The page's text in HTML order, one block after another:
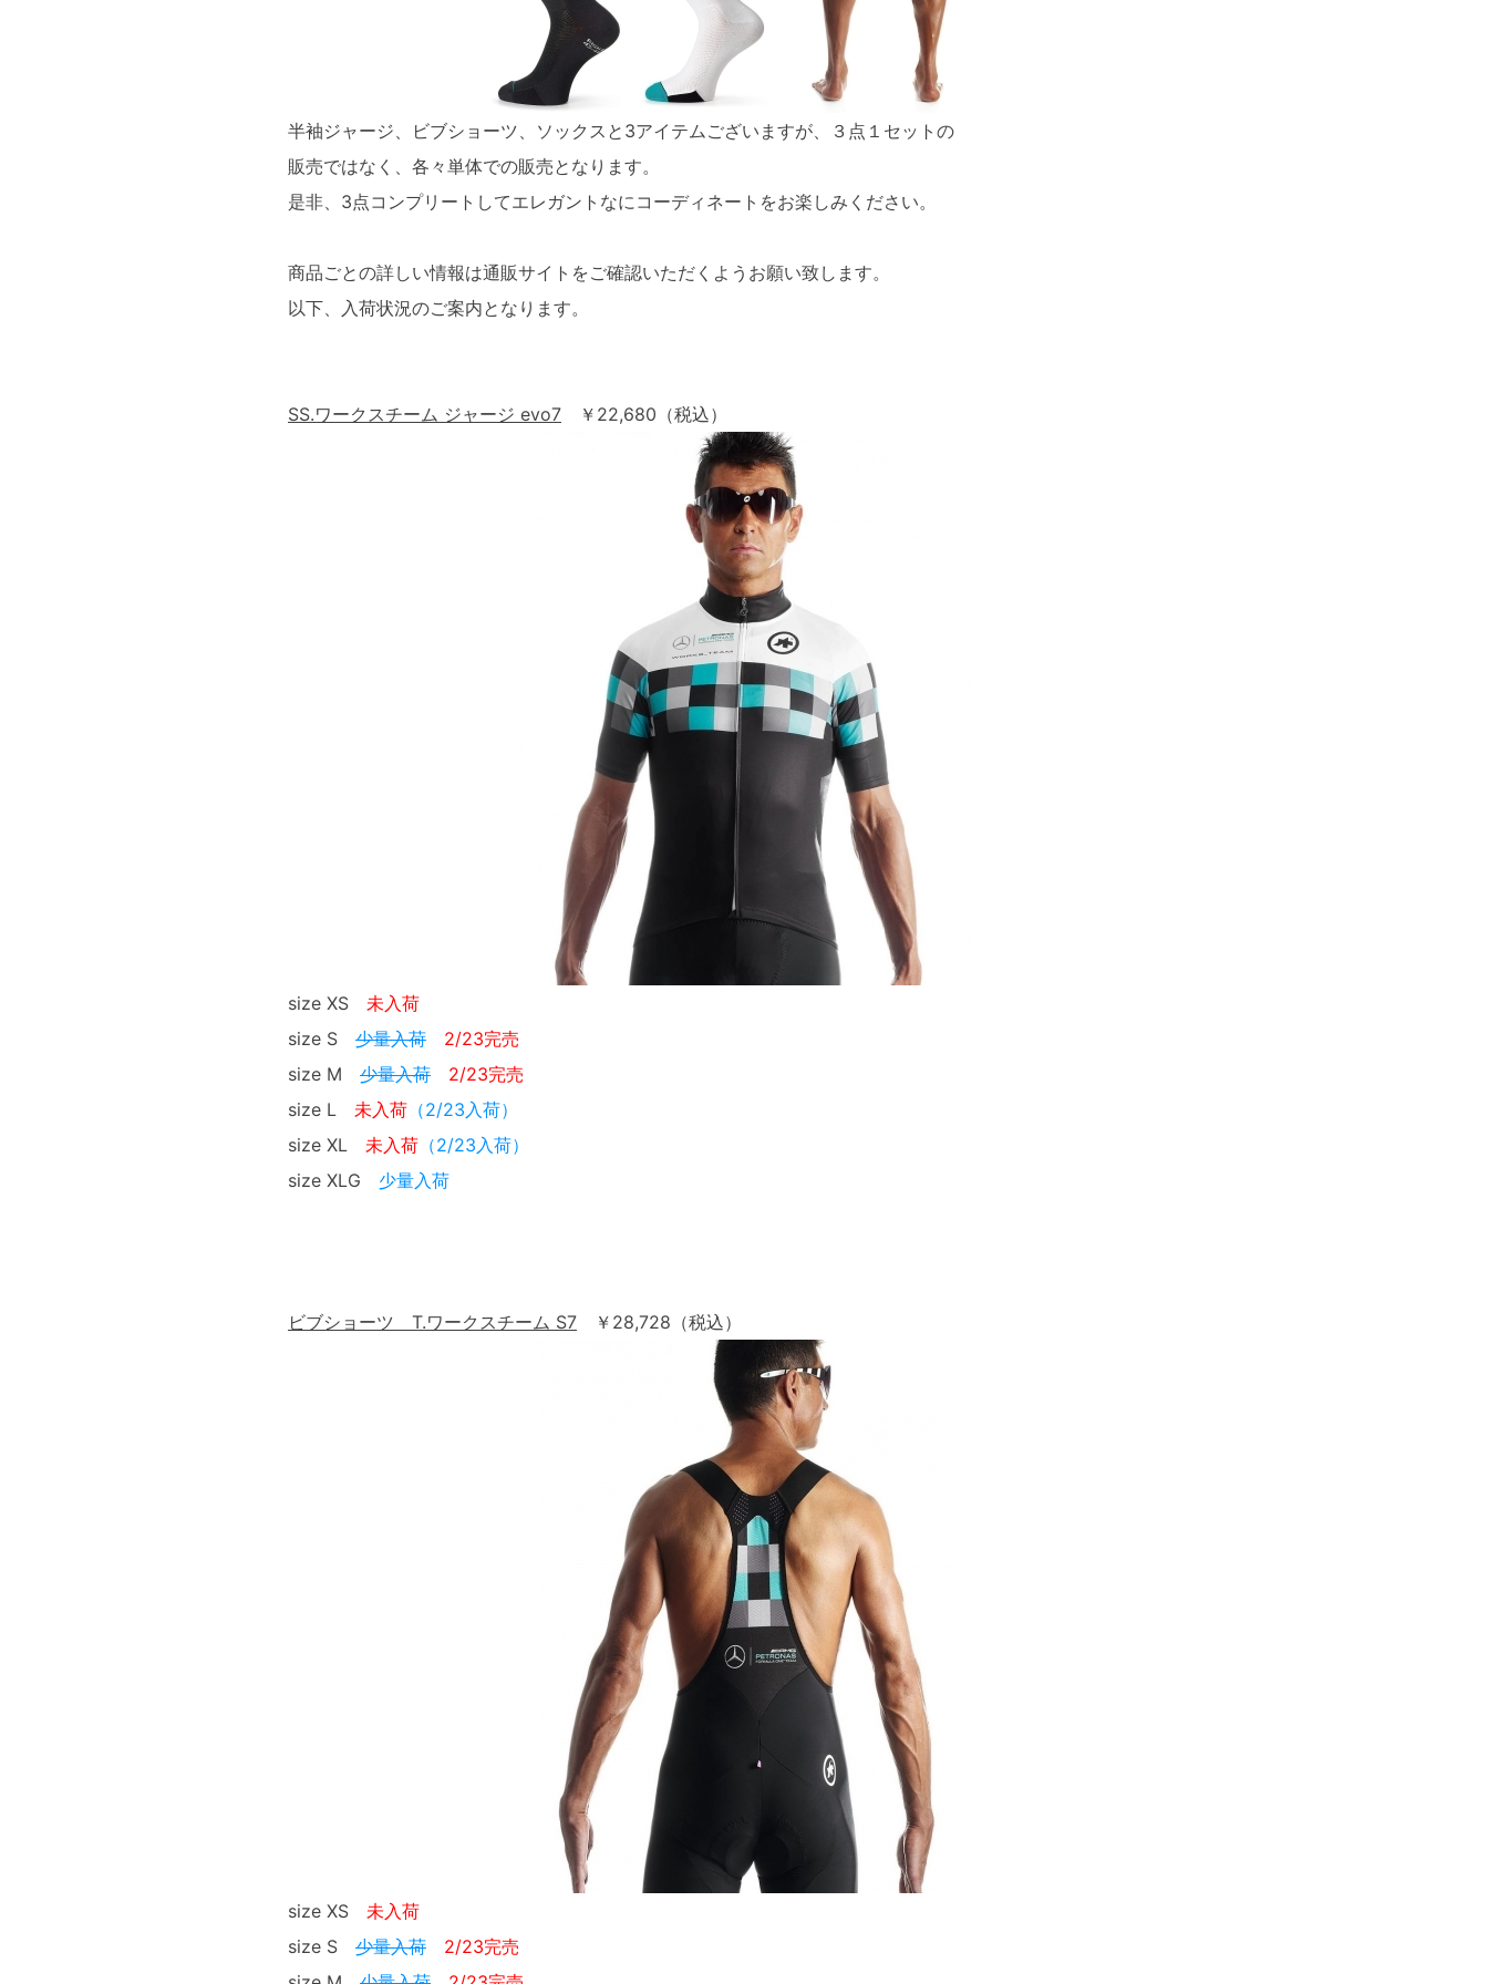
半袖ジャージ、ビブショーツ、ソックスと3アイテムございますが、３点１セットの
販売ではなく、各々単体での販売となります。
是非、3点コンプリートしてエレガントなにコーディネートをお楽しみください。
商品ごとの詳しい情報は通販サイトをご確認いただくようお願い致します。
以下、入荷状況のご案内となります。
SS.ワークスチーム ジャージ evo7 ￥22,680（税込）
size XS 未入荷
size S 少量入荷
2/23完売
size M 少量入荷
2/23完売
size L 未入荷 （2/23入荷）
size XL 未入荷 （2/23入荷）
size XLG 少量入荷
ビブショーツ T.ワークスチーム S7 ￥28,728（税込）
size XS 未入荷
size S 少量入荷
2/23完売